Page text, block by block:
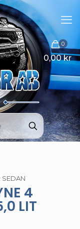
0
0,00 kr
SEDAN
4
LIT